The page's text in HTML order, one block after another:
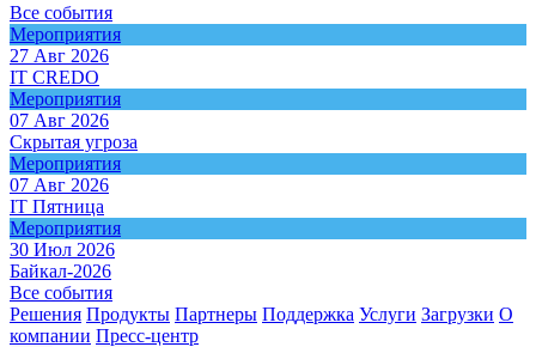
Все события
Мероприятия
27 Авг 2026
IT CREDO
Мероприятия
07 Авг 2026
Скрытая угроза
Мероприятия
07 Авг 2026
IT Пятница
Мероприятия
30 Июл 2026
Байкал-2026
Все события
Решения Продукты Партнeры Поддержка Услуги Загрузки О
компании Пресс-центр